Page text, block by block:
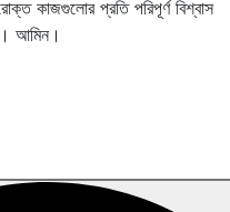
কাজগুলোর প্রতি পরিপূর্ণ বিশ্বাস
আমিন।